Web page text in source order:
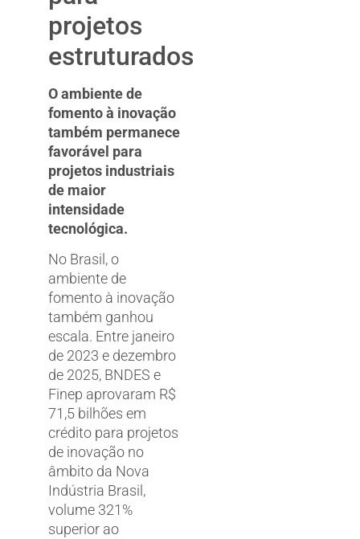
projetos
estruturados
O ambiente de
fomento à inovação
também permanece
favorável para
projetos industriais
de maior
intensidade
tecnológica.
No Brasil, o
ambiente de
fomento à inovação
também ganhou
escala. Entre janeiro
de 2023 e dezembro
de 2025, BNDES e
Finep aprovaram R$
71,5 bilhões em
crédito para projetos
de inovação no
âmbito da Nova
Indústria Brasil,
volume 321%
superior ao